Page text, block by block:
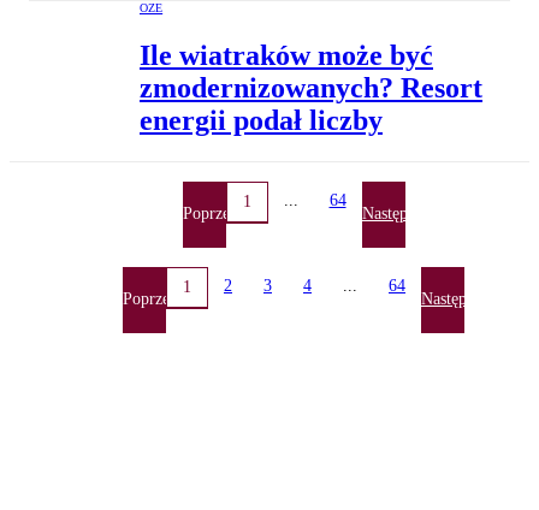
OZE
Ile wiatraków może być
zmodernizowanych? Resort
energii podał liczby
Poprzednia
1 64
Następna
Poprzednia
1 2 3 4 64
Następna